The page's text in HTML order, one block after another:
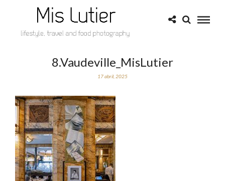
8.Vaudeville_MisLutier
17 abril, 2025